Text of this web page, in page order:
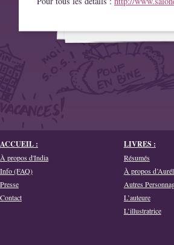
ACCUEIL :
À propos d'India
Info (FAQ)
Presse
Contact
LIVRES :
Résumés
À propos
Autres
L’auteure
L’illustratrice